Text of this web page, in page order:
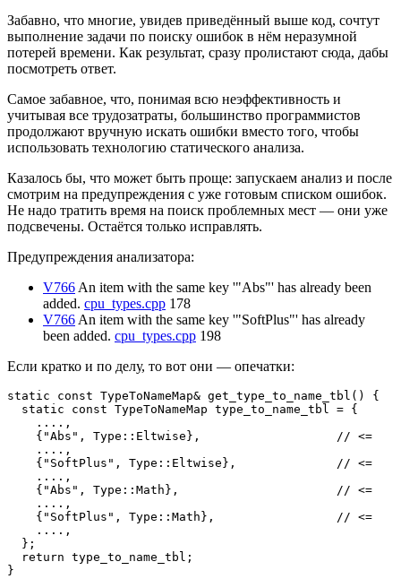
Забавно, что многие, увидев приведённый выше код, сочтут
выполнение задачи по поиску ошибок в нём неразумной
потерей времени. Как результат, сразу пролистают сюда, дабы
посмотреть ответ.
Самое забавное, что, понимая всю неэффективность и
учитывая все трудозатраты, большинство программистов
продолжают вручную искать ошибки вместо того, чтобы
использовать технологию статического анализа.
Казалось бы, что может быть проще: запускаем анализ и после
смотрим на предупреждения с уже готовым списком ошибок.
Не надо тратить время на поиск проблемных мест — они уже
подсвечены. Остаётся только исправлять.
Предупреждения анализатора:
V766 An item with the same key '"Abs"' has already been
added. cpu_types.cpp 178
V766 An item with the same key '"SoftPlus"' has already
been added. cpu_types.cpp 198
Если кратко и по делу, то вот они — опечатки:
static const TypeToNameMap& get_type_to_name_tbl() {
  static const TypeToNameMap type_to_name_tbl = {
    ....,
    {"Abs", Type::Eltwise},                   // <=
    ....,
    {"SoftPlus", Type::Eltwise},              // <=
    ....,
    {"Abs", Type::Math},                      // <=
    ....,
    {"SoftPlus", Type::Math},                 // <=
    ....,
  };
  return type_to_name_tbl;
}